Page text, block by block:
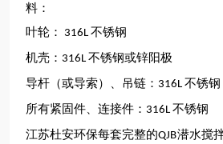
料：
叶轮：
316L 不锈钢
机壳： 316L 不锈钢或锌阳极
导杆（或导索）、吊链： 316L 不锈钢
所有紧固件、连接件： 316L 不锈钢
江苏杜安环保每套完整的QJB潜水搅